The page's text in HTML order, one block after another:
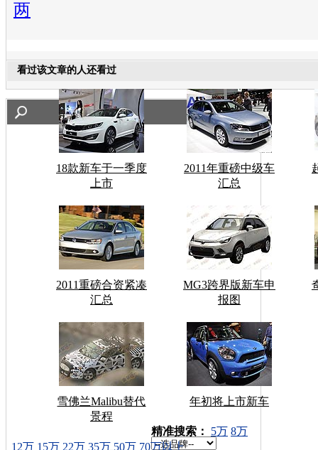
两
看过该文章的人还看过
18款新车于一季度
上市
2011年重磅中级车
汇总
2011重磅合资紧凑
汇总
MG3跨界版新车申
报图
雪佛兰Malibu替代
景程
年初将上市新车
车型搜索：
精准搜索： 5万 8万
12万 15万 22万 35万 50万 70万以上